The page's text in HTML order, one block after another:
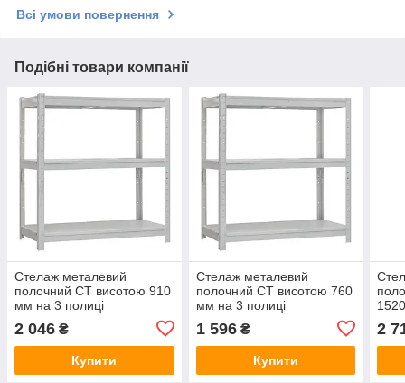
Всі умови повернення
Подібні товари компанії
Стелаж металевий
полочний СТ висотою 910
мм на 3 полиці
2 046 ₴
Купити
Стелаж металевий
полочний СТ висотою 760
мм на 3 полиці
1 596₴
Купити
2